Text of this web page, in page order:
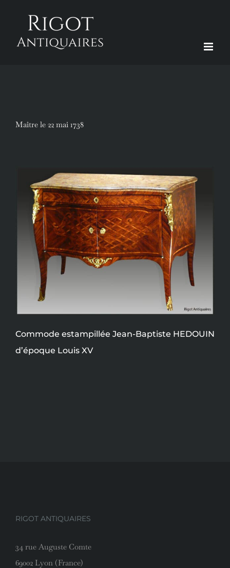
contenu
Maître le 22 mai 1738
Commode estampillée Jean-Baptiste HEDOUIN
d’époque Louis XV
RIGOT ANTIQUAIRES
34 rue Auguste Comte
69002 Lyon (France)